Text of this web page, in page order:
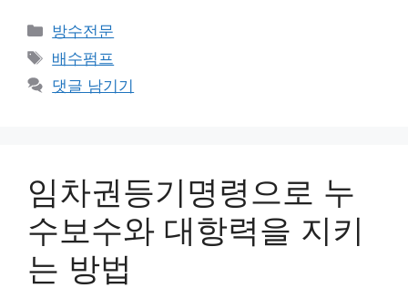
카
테
고
리
방수전문
태
그
배수펌프
댓글 남기기
임차권등기명령으로 누
수보수와 대항력을 지키
는 방법